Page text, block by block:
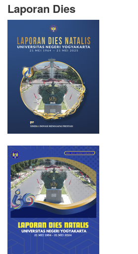
Laporan Dies